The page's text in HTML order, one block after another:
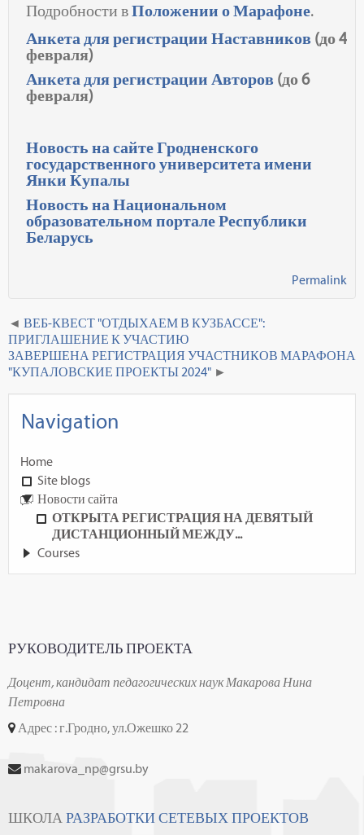
Подробности вПоложении о Марафоне.
Анкета для регистрации Наставников (до 4
февраля)
Анкета для регистрации Авторов (до 6
февраля)
Новость на сайте Гродненского
государственного университета имени
Янки Купалы
Новость на Национальном
образовательном портале Республики
Беларусь
Permalink
ВЕБ-КВЕСТ "ОТДЫХАЕМ В КУЗБАССЕ":
ПРИГЛАШЕНИЕ К УЧАСТИЮ
ЗАВЕРШЕНА РЕГИСТРАЦИЯ УЧАСТНИКОВ МАРАФОНА
"КУПАЛОВСКИЕ ПРОЕКТЫ 2024"
Navigation
Home
Site blogs
Новости сайта
ОТКРЫТА РЕГИСТРАЦИЯ НА ДЕВЯТЫЙ
ДИСТАНЦИОННЫЙ МЕЖДУ...
Courses
РУКОВОДИТЕЛЬ ПРОЕКТА
Доцент, кандидат педагогических наук Макарова Нина
Петровна
Адрес : г.Гродно, ул.Ожешко 22
makarova_np@grsu.by
ШКОЛА РАЗРАБОТКИ СЕТЕВЫХ ПРОЕКТОВ